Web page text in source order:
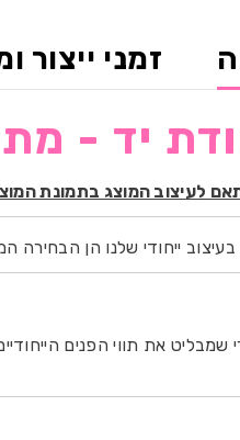
זמני ייצור
יד -
לעיצוב המוצג בתמונת
ייחודי שלנו הן הבחירה
שמבליט את תווי הפנים